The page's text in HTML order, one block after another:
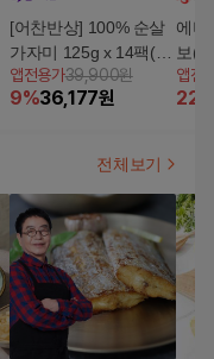
[어찬반상] 100% 순살
가자미 125g x 14팩(28
개)/흰살생선 생선
앱전용가39,900원
9%36,177원
에버
보
후 3
앱전
22
전체보기